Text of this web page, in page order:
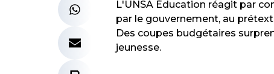
L'UNSA Éducation réagit par
par le gouvernement, au
Des coupes budgétaires
jeunesse.